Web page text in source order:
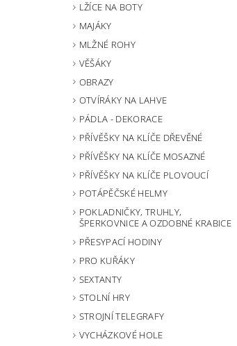
LŽÍCE NA BOTY
MAJÁKY
MLŽNÉ ROHY
VĚŠÁKY
OBRAZY
OTVÍRÁKY NA LAHVE
PÁDLA - DEKORACE
PŘÍVĚŠKY NA KLÍČE DŘEVĚNÉ
PŘÍVĚŠKY NA KLÍČE MOSAZNÉ
PŘÍVĚŠKY NA KLÍČE PLOVOUCÍ
POTÁPĚČSKÉ HELMY
POKLADNIČKY, TRUHLY,
ŠPERKOVNICE A OZDOBNÉ KRABICE
PŘESYPACÍ HODINY
PRO KUŘÁKY
SEXTANTY
STOLNÍ HRY
STROJNÍ TELEGRAFY
VYCHÁZKOVÉ HOLE